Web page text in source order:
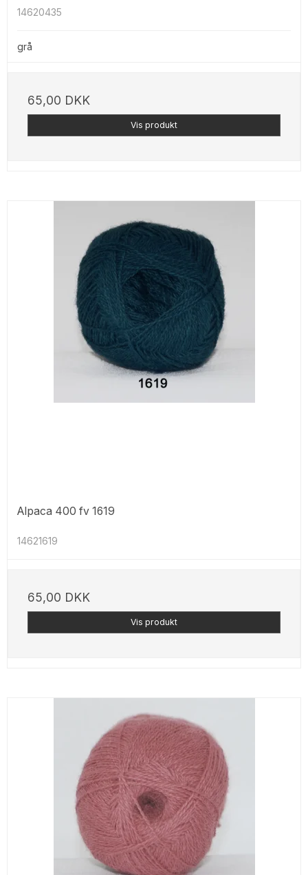
14620435
grå
65,00 DKK
Vis produkt
Alpaca 400 fv 1619
14621619
65,00 DKK
Vis produkt